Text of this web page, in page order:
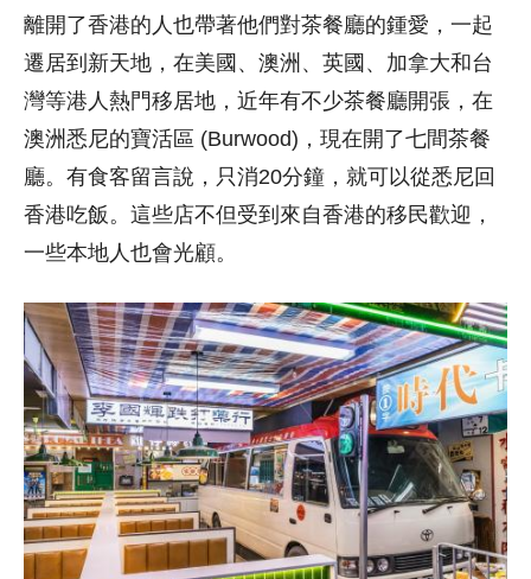
離開了香港的人也帶著他們對茶餐廳的鍾愛，一起
遷居到新天地，在美國、澳洲、英國、加拿大和台
灣等港人熱門移居地，近年有不少茶餐廳開張，在
澳洲悉尼的寶活區 (Burwood)，現在開了七間茶餐
廳。有食客留言說，只消20分鐘，就可以從悉尼回
香港吃飯。這些店不但受到來自香港的移民歡迎，
一些本地人也會光顧。